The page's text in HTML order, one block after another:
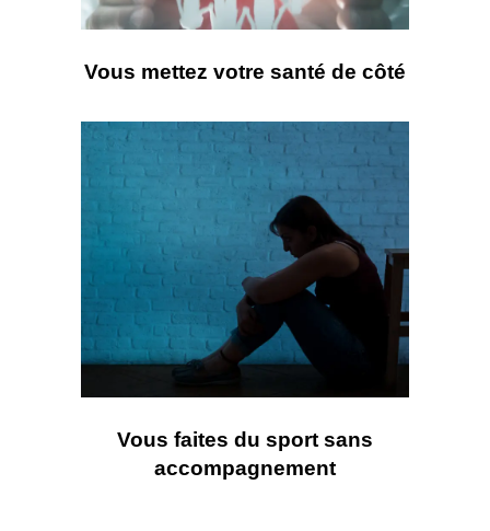
Vous mettez votre santé de côté